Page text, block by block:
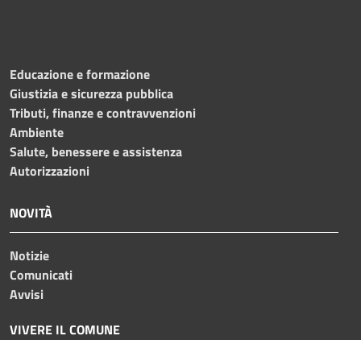
Educazione e formazione
Giustizia e sicurezza pubblica
Tributi, finanze e contravvenzioni
Ambiente
Salute, benessere e assistenza
Autorizzazioni
NOVITÀ
Notizie
Comunicati
Avvisi
VIVERE IL COMUNE